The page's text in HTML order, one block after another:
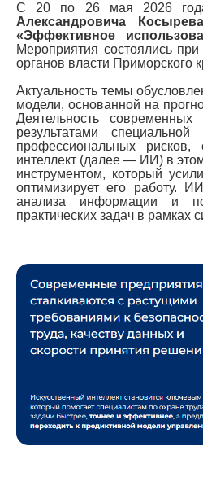
С 20 по 26 мая 2026 года
Александровича Косырева
«Эффективное
Мероприятия состоялись
органов власти Приморского
Актуальность темы
модели, основанной на
Деятельность
результатами
профессиональных
интеллект (далее — ИИ) в
инструментом, который
оптимизирует его работу.
анализа информации и
практических задач в